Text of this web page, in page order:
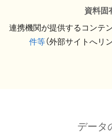
資料固
連携機関が提供するコンテン
件等（外部サイトへリ
データ